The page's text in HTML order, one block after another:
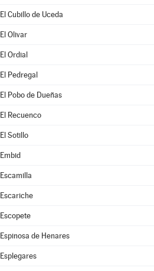
El Cubillo de Uceda
El Olivar
El Ordial
El Pedregal
El Pobo de Dueñas
El Recuenco
El Sotillo
Embid
Escamilla
Escariche
Escopete
Espinosa de Henares
Esplegares